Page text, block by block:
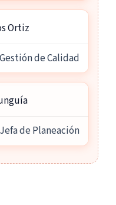
Ortiz
de Calidad
Jefa de Planeación